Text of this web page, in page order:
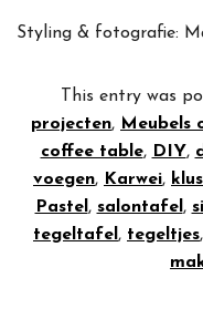
Styling & fotografie:
This entry was
projecten, Meubels
coffee table, DIY,
voegen, Karwei,
Pastel , salontafel ,
tegeltafel , tegeltjes,